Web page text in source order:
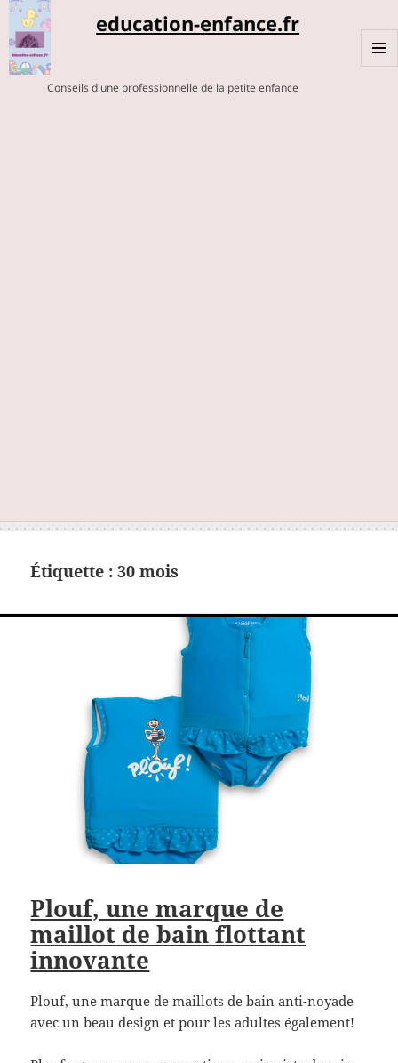
education-enfance.fr
Conseils d'une professionnelle de la petite enfance
Étiquette :30 mois
Plouf, une marque de
maillot de bain flottant
innovante
Plouf, une marque de maillots de bain anti-noyade
avec un beau design et pour les adultes également!